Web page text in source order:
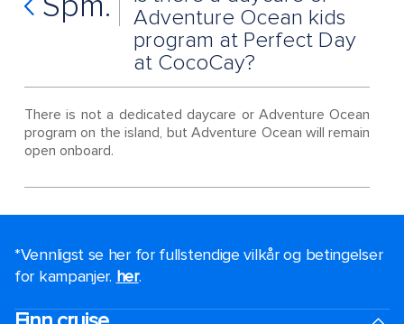
Adventure Ocean kids
program at Perfect Day
at CocoCay?
There is not a dedicated daycare or Adventure Ocean
program on the island, but Adventure Ocean will remain
open onboard.
*Vennligst se her for fullstendige vilkår og betingelser
for kampanjer. her.